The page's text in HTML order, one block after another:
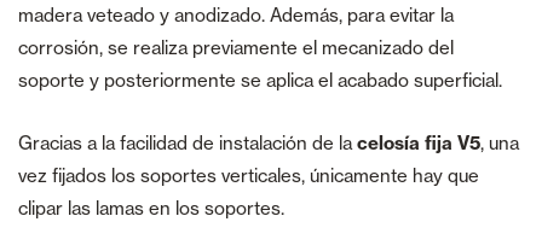
madera veteado y anodizado. Además, para evitar la
corrosión, se realiza previamente el mecanizado del
soporte y posteriormente se aplica el acabado superficial.
Gracias a la facilidad de instalación de la celosía fija V5, una
vez fijados los soportes verticales, únicamente hay que
clipar las lamas en los soportes.